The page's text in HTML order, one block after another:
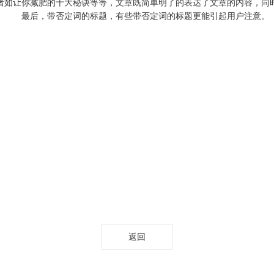
你减肥的十大秘诀等等，文章既简单明了的表达了文章的内容，同
最后，带否定词的标题，有些带否定词的标题更能引起用户注意。
返回